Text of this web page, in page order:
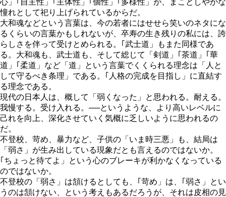
憧れとして祀り上げられているからだ。
大和魂などという言葉は、今の若者にはせせら笑いのネタにな
るくらいの言葉かもしれないが、卒寿の生き残りの私には、誇
らしさを伴って受けとめられる。｢武士道」もまた同様であ
る。大和魂も、武士道も、そして総じて「剣道」｢茶道」｢華
道」｢柔道」など「道」という言葉でくくられる理念は「人と
して守るべき条理」である。｢人格の完成を目指し」に直結す
る理念である。
現代の日本人は、概して「弱くなった」と思われる。耐える。
我慢する。受け入れる。──というような、より高いレベルに
己れを向上、深化させていく気概に乏しいように思われるの
だ。
不登校、苛め、暴力など、子供の「いま時三悪」も、結局は
「弱さ」が生み出している現象だとも言えるのではないか。
｢ちょっと待てよ」という心のブレーキが利かなくなっている
のではないか。
不登校の「弱さ」は頷けるとしても、｢苛め」は、｢弱さ」とい
うのは頷けない、という考えもあるだろうが、それは皮相の見